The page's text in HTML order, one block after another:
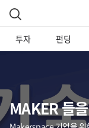
투자 펀딩
MAKER 들